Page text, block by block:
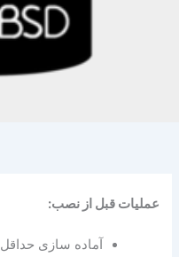
عملیات قبل از نصب:
آماده سازی حداقل ۲ هارد دیسک: